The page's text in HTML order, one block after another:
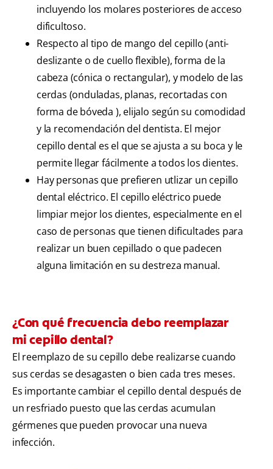
incluyendo los molares posteriores de acceso
dificultoso.
Respecto al tipo de mango del cepillo (anti-
deslizante o de cuello flexible), forma de la
cabeza (cónica o rectangular), y modelo de las
cerdas (onduladas, planas, recortadas con
forma de bóveda ), elijalo según su comodidad
y la recomendación del dentista. El mejor
cepillo dental es el que se ajusta a su boca y le
permite llegar fácilmente a todos los dientes.
Hay personas que prefieren utlizar un cepillo
dental eléctrico. El cepillo eléctrico puede
limpiar mejor los dientes, especialmente en el
caso de personas que tienen dificultades para
realizar un buen cepillado o que padecen
alguna limitación en su destreza manual.
¿Con qué frecuencia debo reemplazar
mi cepillo dental?
El reemplazo de su cepillo debe realizarse cuando
sus cerdas se desagasten o bien cada tres meses.
Es importante cambiar el cepillo dental después de
un resfriado puesto que las cerdas acumulan
gérmenes que pueden provocar una nueva
infección.